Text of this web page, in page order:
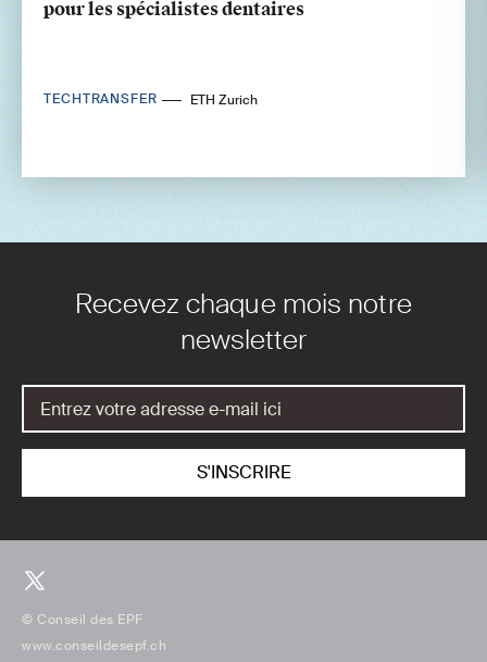
pour les spécialistes dentaires
TECHTRANSFER ETH Zurich
Recevez chaque mois notre
newsletter
© Conseil des EPF
www.conseildesepf.ch